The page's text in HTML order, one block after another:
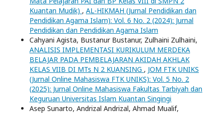
Kuantan Mudik) , AL-HIKMAH (Jurnal Pendidikan dan
Pendidikan Agama Islam): Vol. 6 No. 2 (2024): Jurnal
Pendidikan dan Pendidikan Agama Islam
Cahyani Agista, Bustanur Bustanur, Zulhaini Zulhaini,
ANALISIS IMPLEMENTASI KURIKULUM MERDEKA
BELAJAR PADA PEMBELAJARAN AKIDAH AKHLAK
KELAS VIIB DI MTs N 2 KUANSING , JOM FTK UNIKS
(Jurnal Online Mahasiswa FTK UNIKS): Vol. 5 No. 2
(2025): Jurnal Online Mahasiswa Fakultas Tarbiyah dan
Keguruan Universitas Islam Kuantan Singingi
Asep Sunarto, Andrizal Andrizal, Ahmad Mualif,